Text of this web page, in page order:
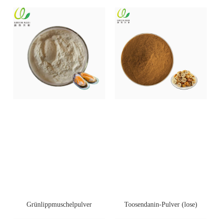
Grünlippmuschelpulver Toosendanin-Pulver (lose)